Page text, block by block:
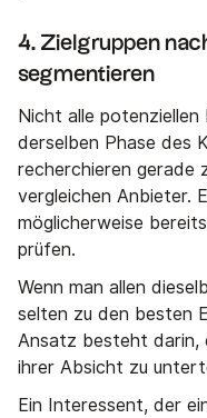
4. Zielgruppen
segmentieren
Nicht alle
derselben Phase des
recherchieren gerade
vergleichen Anbieter.
möglicherweise
prüfen.
Wenn man allen
selten zu den besten
Ansatz besteht darin,
ihrer Absicht zu
Ein Interessent, der